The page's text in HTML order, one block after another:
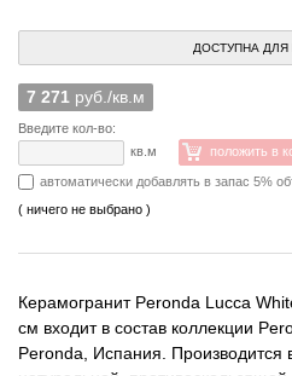
ДОСТУПНА ДЛЯ
7 271 руб./кв.м
Введите кол-во:
кв.м
положить в
автоматически добавлять в запас 5%
( ничего не выбрано )
Керамогранит Peronda Lucca
см входит в состав коллекции
Peronda, Испания.